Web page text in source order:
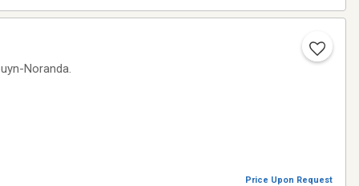
Noranda.
Price Upon Request